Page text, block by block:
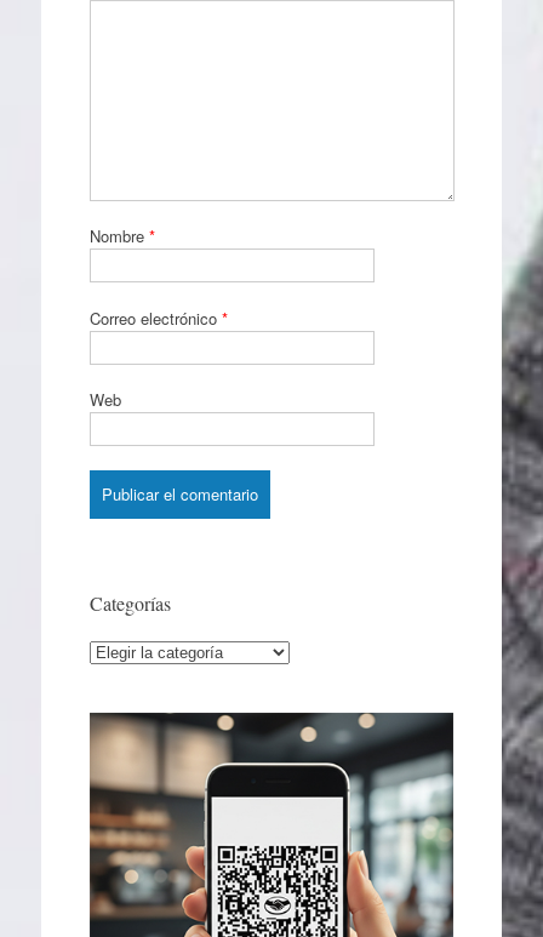
Nombre *
Correo electrónico *
Web
Categorías
Categorías